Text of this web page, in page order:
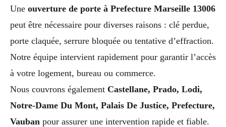
Une ouverture de porte à Prefecture Marseille 13006
peut être nécessaire pour diverses raisons : clé perdue,
porte claquée, serrure bloquée ou tentative d’effraction.
Notre équipe intervient rapidement pour garantir l’accès
à votre logement, bureau ou commerce.
Nous couvrons également Castellane, Prado, Lodi,
Notre-Dame Du Mont, Palais De Justice, Prefecture,
Vauban pour assurer une intervention rapide et fiable.